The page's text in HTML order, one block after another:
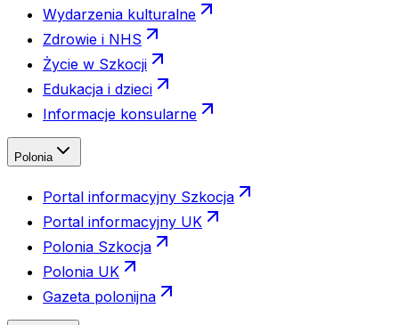
Wydarzenia kulturalne
Zdrowie i NHS
Życie w Szkocji
Edukacja i dzieci
Informacje konsularne
Polonia
Portal informacyjny Szkocja
Portal informacyjny UK
Polonia Szkocja
Polonia UK
Gazeta polonijna